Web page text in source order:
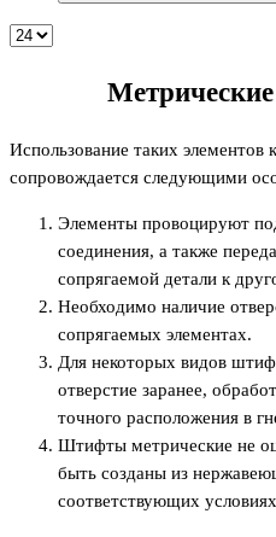
Использование таких элементов
сопровождается следующими
Элементы провоцируют
соединения, а также
сопрягаемой детали к
Необходимо наличие
сопрягаемых элементах.
Для некоторых видов
отверстие заранее,
точного расположения в
Штифты метрические не
быть созданы из
соответствующих